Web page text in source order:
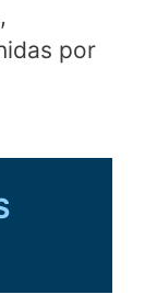
por